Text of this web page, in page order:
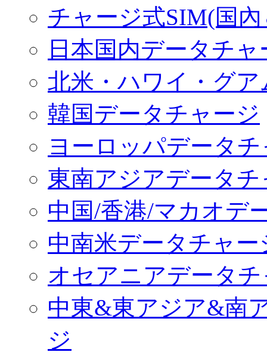
チャージ式SIM(国
日本国内データチャ
北米・ハワイ・グ
韓国データチャージ
ヨーロッパデータ
東南アジアデータチ
中国/香港/マカオデ
中南米データチャー
オセアニアデータ
中東&東アジア&南
ジ